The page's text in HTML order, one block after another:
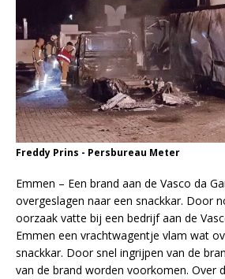
Freddy Prins - Persbureau Meter
Emmen – Een brand aan de Vasco da
overgeslagen naar een snackkar. Door
oorzaak vatte bij een bedrijf aan de
Emmen een vrachtwagentje vlam wat
snackkar. Door snel ingrijpen van de
van de brand worden voorkomen. Over